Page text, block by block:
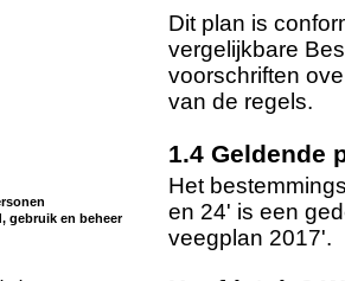
gebruik en beheer
Dit plan is
vergelijkbare
voorschriften
van de regels.
1.4
Het
en 24' is een
veegplan 2017'.